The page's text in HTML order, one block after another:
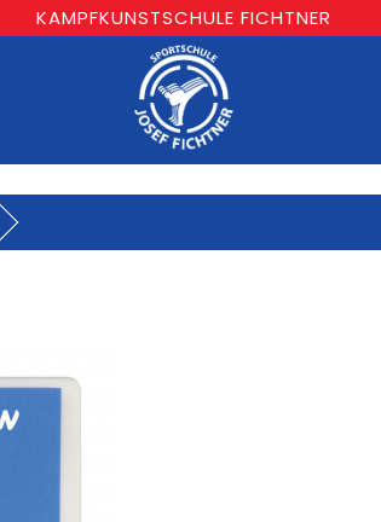
KAMPFKUNSTSCHULE FICHTNER